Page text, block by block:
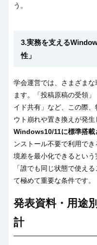
う。
3.実務を支える
性」
学会運営では、さまざま
ます。「投稿原稿の受領
イド共有」など、この際
ウト崩れや置き換えが発生
Windows10/11に標準搭載
ンストール不要で利用で
境差を最小化できるという
「誰でも同じ状態で使え
て極めて重要な条件です。
発表資料・用途
計